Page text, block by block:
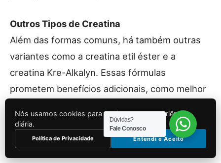
Outros Tipos de Creatina
Além das formas comuns, há também outras
variantes como a creatina etil éster e a
creatina Kre-Alkalyn. Essas fórmulas
prometem benefícios adicionais, como melhor
Tabela Resumida
Dúvidas?
Fale Conosco
Nós usamos cookies para melhorar sua experiência
diária.
Política de Privacidade Entendi e Aceito